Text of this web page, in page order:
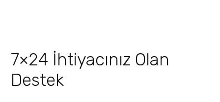
7×24 İhtiyacınız Olan
Destek